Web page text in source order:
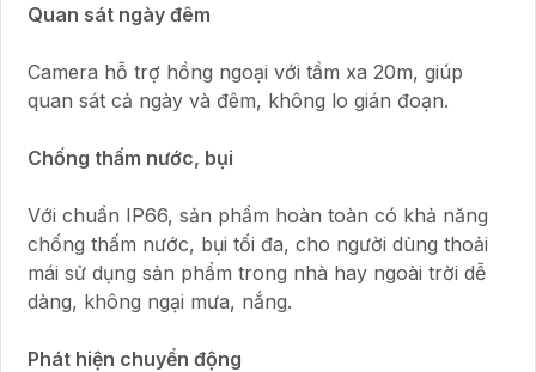
Quan sát ngày đêm
Camera hỗ trợ hồng ngoại với tầm xa 20m, giúp
quan sát cả ngày và đêm, không lo gián đoạn.
Chống thấm nước, bụi
Với chuẩn IP66, sản phẩm hoàn toàn có khả năng
chống thấm nước, bụi tối đa, cho người dùng thoải
mái sử dụng sản phẩm trong nhà hay ngoài trời dễ
dàng, không ngại mưa, nắng.
Phát hiện chuyển động